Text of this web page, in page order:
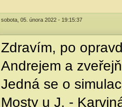
sobota, 05. února 2022 - 19:15:37
Zdravím, po
Andrejem a
Jedná se o
Mosty u J. -